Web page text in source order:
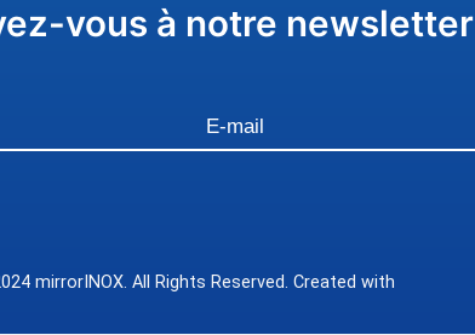
vous à notre newsletter
mirrorINOX. All Rights Reserved. Created with